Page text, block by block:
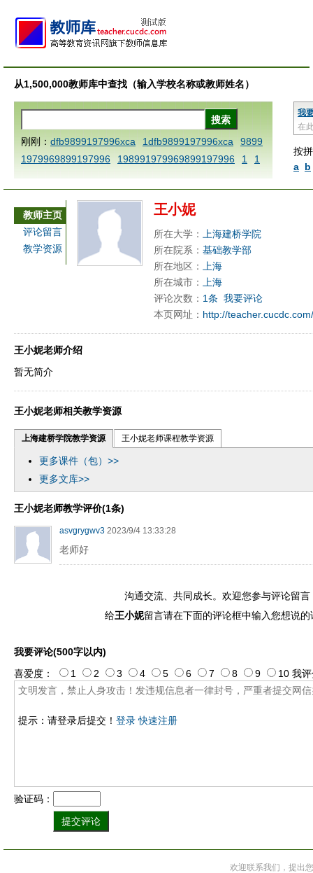
从1,500,000教师库中查找（输入学校名称或教师姓名）
我
在
按
a b
刚刚： dfb9899197996xca 1dfb9899197996xca
9899
1979969899197996
198991979969899197996 1
1
AAABBBCCCdefine blablaenddefine dfbxyzendtemplat
a
1dfbmath key98991 methodmultiply operand97996x
ca
1dfbsetx9899197996xxca 1dfbthisxca
1dfbxca12
3
1dfbzzzzzzzzbbbccccdddeeexcareplacezo
1printdf
b 9899197996 xca
AAABBBCCCdefine blablaenddefin
e dfbxyzendtemplate dfbCCCBBBAAA
dfb
dfb989919
dfbmath key98991 methodmulti
dfbsetx9899197996xxca
教师主页
评论留言
教学资源
王小妮
所在大学：
上海建桥学院
所在院系： 基础教学部
所在地区：
上海
所在城市：
上海
评论次数： 1条 我要评论
本页网址： http://
王小妮老师介绍
暂无简介
王小妮老师相关教学资源
上海建桥学院教学资源 王小妮老师课程教学资源
更多课件（包）>>
更多文库>>
王小妮老师教学评价(1条)
asvgrygwv3 2023/9/4 13:33:28
老师好
沟通交流、共同成长。欢迎您参与评论留言
给王小妮留言请在下面的评论框中输入您想说的
我要评论(500字以内)
提示：请登录后提交！ 登录 快速注册
喜爱度： 1 2 3 4 5 6 7 8 9 10 我评
验证码：
欢迎联系我们，提出